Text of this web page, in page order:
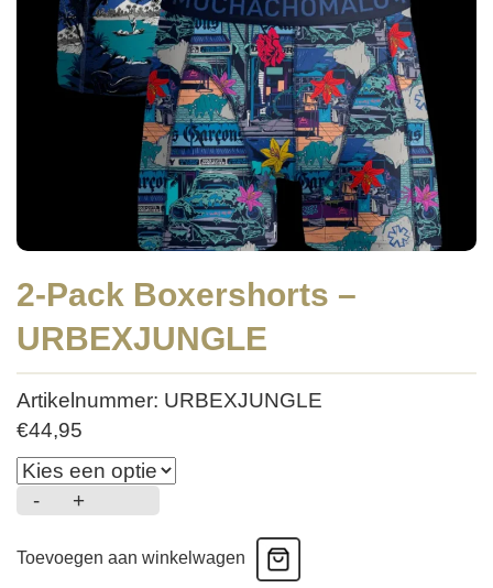
2-Pack Boxershorts –
URBEXJUNGLE
Artikelnummer: URBEXJUNGLE
€44,95
-
2-
Boxershorts
+
Toevoegen aan winkelwagen